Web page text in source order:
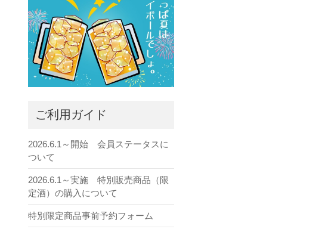
ご利用ガイド
2026.6.1～開始 会員ステータスに
ついて
2026.6.1～実施 特別販売商品（限
定酒）の購入について
特別限定商品事前予約フォーム